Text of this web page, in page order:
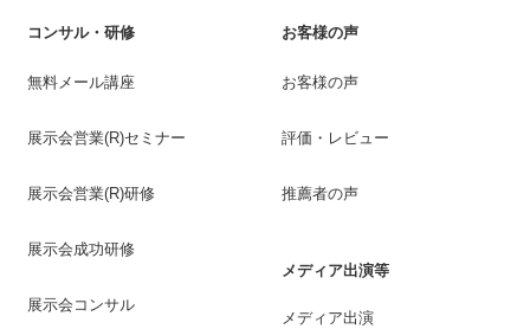
コンサル・研修
無料メール講座
展示会営業(R)セミナー
展示会営業(R)研修
展示会成功研修
展示会コンサル
お客様の声
お客様の声
評価・レビュー
推薦者の声
メディア出演等
メディア出演